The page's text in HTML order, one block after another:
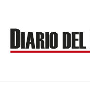
contenido